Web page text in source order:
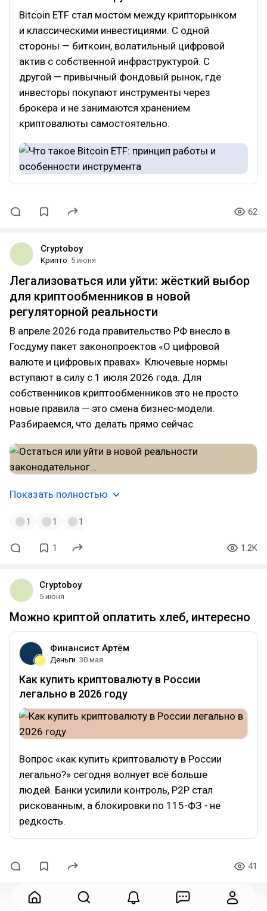
Bitcoin ETF стал мостом между крипторынком
и классическими инвестициями. С одной
стороны — биткоин, волатильный цифровой
актив с собственной инфраструктурой. С
другой — привычный фондовый рынок, где
инвесторы покупают инструменты через
брокера и не занимаются хранением
криптовалюты самостоятельно.
62
Cryptoboy
Крипто 5 июня
Легализоваться или уйти: жёсткий выбор
для криптообменников в новой
регуляторной реальности
В апреле 2026 года правительство РФ внесло в
Госдуму пакет законопроектов «О цифровой
валюте и цифровых правах». Ключевые нормы
вступают в силу с 1 июля 2026 года. Для
собственников криптообменников это не просто
новые правила — это смена бизнес-модели.
Разбираемся, что делать прямо сейчас.
Показать полностью
1 1 1
1 1.2K
Cryptoboy
5 июня
Можно криптой оплатить хлеб, интересно
Финансист Артём
Деньги 30 мая
Как купить криптовалюту в России
легально в 2026 году
Вопрос «как купить криптовалюту в России
легально?» сегодня волнует всё больше
людей. Банки усилили контроль, P2P стал
рискованным, а блокировки по 115-ФЗ - не
редкость.
41